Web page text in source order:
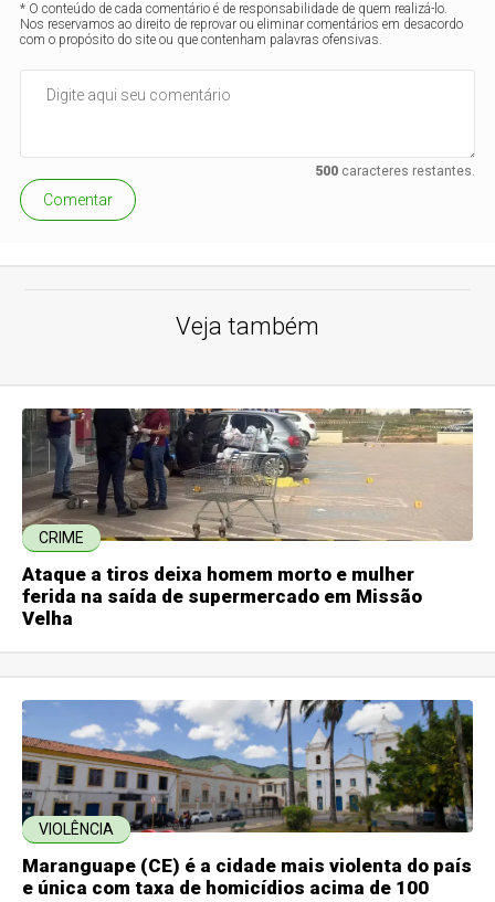
* O conteúdo de cada comentário é de responsabilidade de quem realizá-lo.
Nos reservamos ao direito de reprovar ou eliminar comentários em desacordo
com o propósito do site ou que contenham palavras ofensivas.
500caracteres restantes.
Comentar
Veja também
CRIME
Ataque a tiros deixa homem morto e mulher
ferida na saída de supermercado em Missão
Velha
VIOLÊNCIA
Maranguape (CE) é a cidade mais violenta do país
e única com taxa de homicídios acima de 100